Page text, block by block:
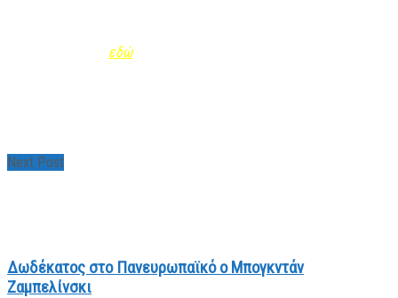
εδώ.
Next Post
Δωδέκατος στο Πανευρωπαϊκό ο Μπογκντάν
Ζαμπελίνσκι